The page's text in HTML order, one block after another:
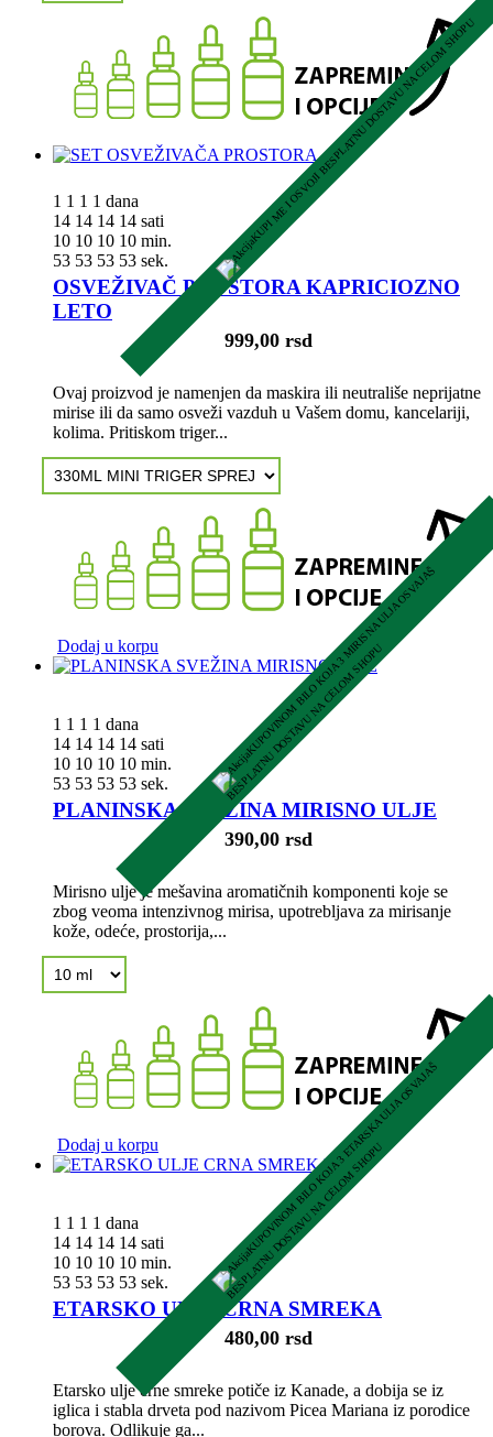
KUPI ME I OSVOJI BESPLATNU DOSTAVU NA CELOM SHOPU
1 1 1 1 dana
14 14 14 14 sati
10 10 10 10 min.
52 52 52 52 sek.
OSVEŽIVAČ PROSTORA KAPRICIOZNO
LETO
999,00 rsd
Ovaj proizvod je namenjen da maskira ili neutrališe neprijatne
mirise ili da samo osveži vazduh u Vašem domu, kancelariji,
kolima. Pritiskom triger...
Dodaj u korpu K
U
P
O
V
I
N
O
M
B
I
L
O
K
O
J
A
3
M
I
R
I
S
N
A
U
L
J
A
O
S
V
A
J
A
Š
B
E
S
P
L
A
T
N
U
D
O
S
T
A
V
U
N
A
C
E
L
O
M
S
H
O
P
U
1 1 1 1 dana
14 14 14 14 sati
10 10 10 10 min.
52 52 52 52 sek.
PLANINSKA SVEŽINA MIRISNO ULJE
390,00 rsd
Mirisno ulje je mešavina aromatičnih komponenti koje se
zbog veoma intenzivnog mirisa, upotrebljava za mirisanje
kože, odeće, prostorija,...
Dodaj u korpu K
U
P
O
V
I
N
O
M
B
I
L
O
K
O
J
A
3
E
T
A
R
S
K
A
U
L
J
A
O
S
V
A
J
A
Š
B
E
S
P
L
A
T
N
U
D
O
S
T
A
V
U
N
A
C
E
L
O
M
S
H
O
P
U
1 1 1 1 dana
14 14 14 14 sati
10 10 10 10 min.
52 52 52 52 sek.
ETARSKO ULJE CRNA SMREKA
480,00 rsd
Etarsko ulje crne smreke potiče iz Kanade, a dobija se iz
iglica i stabla drveta pod nazivom Picea Mariana iz porodice
borova. Odlikuje ga...